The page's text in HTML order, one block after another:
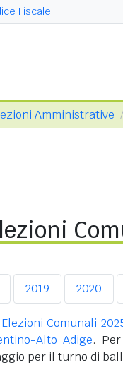
Fiscale
Amministrative
2019 2020
Elezioni Comunali
Alto Adige.
per il turno di